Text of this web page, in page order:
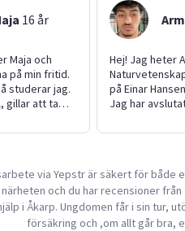
16 år
Maja och
på min fritid.
studerar jag.
gillar att ta
för mig
butik, pack,
hotell.
Hej! Jag heter
på Einar
Jag har
erbjuda,
barn och har
med särskilda
gäller tal,
förståelse för
via Yepstr är säkert för både
och du har recensioner
i Åkarp. Ungdomen får i sin tur,
försäkring och ,om allt går bra,